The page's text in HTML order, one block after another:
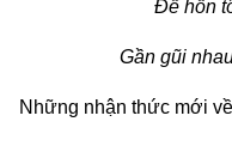
Để hồn
Gần gũi
Những nhận thức mới